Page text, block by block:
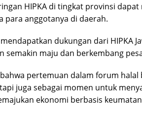
HIPKA di tingkat provinsi
para anggotanya di daerah.
dukungan dari HIPKA
semakin maju dan berkembang
pertemuan dalam forum
juga sebagai momen untuk
ekonomi berbasis